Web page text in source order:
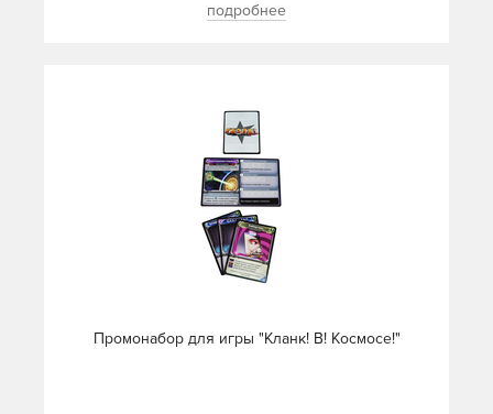
подробнее
Промонабор для игры "Кланк! В! Космосе!"